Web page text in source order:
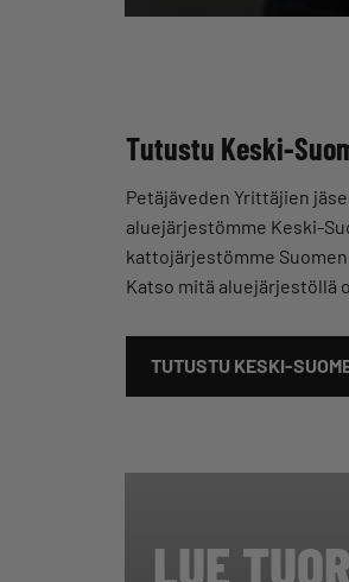
Tutustu Keski-
Petäjäveden Yrittäjien
aluejärjestömme Keski-
kattojärjestömme
Katso mitä aluejärjestöllä
TUTUSTU KESKI-
LUE